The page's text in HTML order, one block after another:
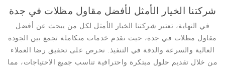
شركتنا الخيار الأمثل لأفضل مقاول مظلات في جدة
في النهاية، تعتبر شركتنا الخيار الأمثل لكل من يبحث عن أفضل
مقاول مظلات في جدة، حيث نقدم خدمات متكاملة تجمع بين الجودة
العالية والسرعة والدقة في التنفيذ. نحرص على تحقيق رضا العملاء
من خلال تقديم حلول مبتكرة واحترافية تناسب جميع الاحتياجات، مما